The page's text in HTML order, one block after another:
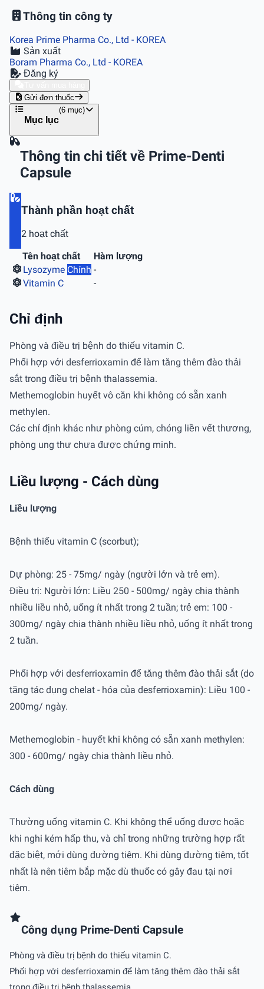
Thông tin công ty
Korea Prime Pharma Co., Ltd - KOREA
Sản xuất
Boram Pharma Co., Ltd - KOREA
Đăng ký
Gửi đơn thuốc
Mục lục
(6 mục)
Thông tin chi tiết về Prime-Denti
Capsule
Thành phần hoạt chất
2 hoạt chất
Tên hoạt chất
Hàm lượng
Lysozyme Chính -
Vitamin C
-
Chỉ định
Phòng và điều trị bệnh do thiếu vitamin C.
Phối hợp với desferrioxamin để làm tăng thêm đào thải
sắt trong điều trị bệnh thalassemia.
Methemoglobin huyết vô căn khi không có sẵn xanh
methylen.
Các chỉ định khác như phòng cúm, chóng liền vết thương,
phòng ung thư chưa được chứng minh.
Liều lượng - Cách dùng
Liều lượng
Bệnh thiếu vitamin C (scorbut);
Dự phòng: 25 - 75mg/ ngày (người lớn và trẻ em).
Ðiều trị: Người lớn: Liều 250 - 500mg/ ngày chia thành
nhiều liều nhỏ, uống ít nhất trong 2 tuần; trẻ em: 100 -
300mg/ ngày chia thành nhiều liều nhỏ, uống ít nhất trong
2 tuần.
Phối hợp với desferrioxamin để tăng thêm đào thải sắt (do
tăng tác dụng chelat - hóa của desferrioxamin): Liều 100 -
200mg/ ngày.
Methemoglobin - huyết khi không có sẵn xanh methylen:
300 - 600mg/ ngày chia thành liều nhỏ.
Cách dùng
Thường uống vitamin C. Khi không thể uống được hoặc
khi nghi kém hấp thu, và chỉ trong những trường hợp rất
đặc biệt, mới dùng đường tiêm. Khi dùng đường tiêm, tốt
nhất là nên tiêm bắp mặc dù thuốc có gây đau tại nơi
tiêm.
Công dụng Prime-Denti Capsule
Phòng và điều trị bệnh do thiếu vitamin C.
Phối hợp với desferrioxamin để làm tăng thêm đào thải sắt